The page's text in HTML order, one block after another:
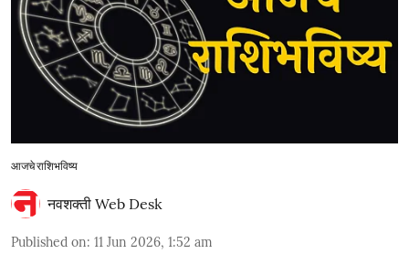
आजचे राशिभविष्य
नवशक्ती Web Desk
Published on: 11 Jun 2026, 1:52 am